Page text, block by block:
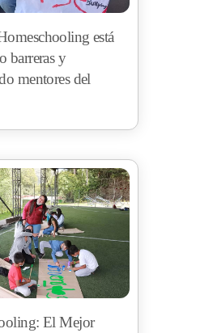
está
barreras y
mentores del
El Mejor